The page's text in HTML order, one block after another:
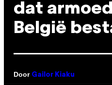
dat
België
Door Gailor Kiaku